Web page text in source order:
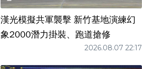
漢光模擬共軍襲擊 新竹基地演練幻
象2000潛力掛裝、跑道搶修
2026.08.07 22:17